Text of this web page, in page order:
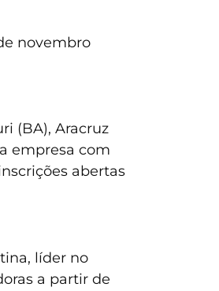
novembro
(BA), Aracruz
empresa com
abertas
líder no
a partir de